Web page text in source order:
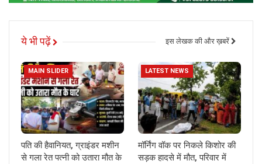
ये भी पढ़ें इस लेखक की और ख़बरें
MAIN SLIDER
पति की हैवानियत, ग्राइंडर मशीन
से गला रेत पत्नी को उतारा मौत के
LATEST NEWS
मॉर्निंग वॉक पर निकले किशोर की
सड़क हादसे में मौत, परिवार में